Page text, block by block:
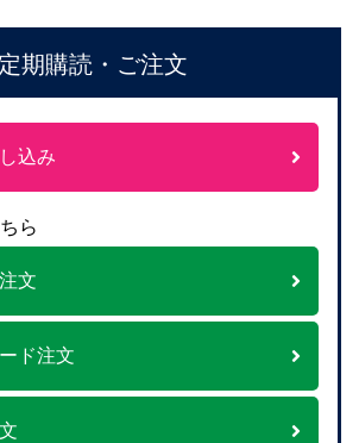
定期購読・ご注文
込み
ら
文
ド注文